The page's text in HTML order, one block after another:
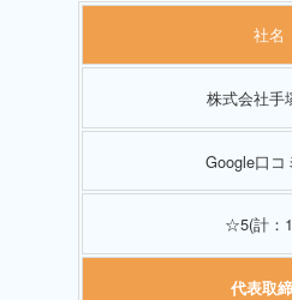
社名
株式会社手
Google口コ
☆5(計：
代表取